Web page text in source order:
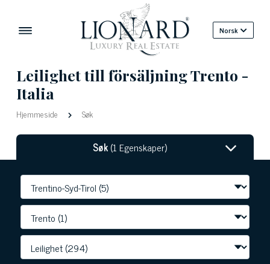
Norsk
Leilighet till försäljning Trento -
Italia
Hjemmeside Søk
Søk(1 Egenskaper)